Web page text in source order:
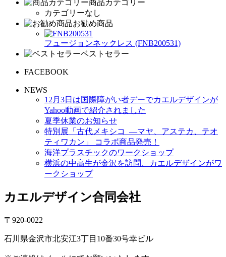
商品カテゴリー
カテゴリーなし
お勧め商品
フュージョンネックレス (FNB200531)
ベストセラー
FACEBOOK
NEWS
12月3日は国際障がい者デーでカエルデザインが
Yahoo動画で紹介されました
夏季休業のお知らせ
特別展「古代メキシコ ―マヤ、アステカ、テオ
ティワカン」 コラボ商品発売！
海洋プラスチックのワークショップ
横浜の中高生が金沢を訪問、カエルデザインがワ
ークショップ
カエルデザイン合同会社
〒920-0022
石川県金沢市北安江3丁目10番30号幸ビル